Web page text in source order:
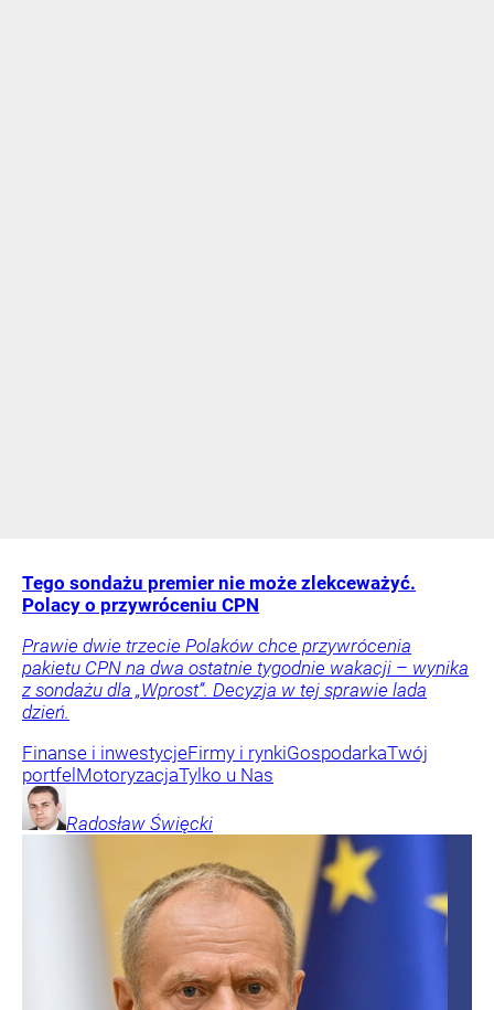
Tego sondażu premier nie może zlekceważyć.
Polacy o przywróceniu CPN
Prawie dwie trzecie Polaków chce przywrócenia
pakietu CPN na dwa ostatnie tygodnie wakacji – wynika
z sondażu dla „Wprost”. Decyzja w tej sprawie lada
dzień.
Finanse i inwestycjeFirmy i rynkiGospodarkaTwój
portfel MotoryzacjaTylko u Nas
Radosław Święcki